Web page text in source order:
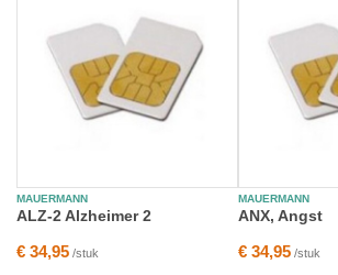
MAUERMANN
ALZ-2 Alzheimer 2
€ 34,95 /stuk
MAUERMANN
ANX, Angst
€ 34,95/stuk